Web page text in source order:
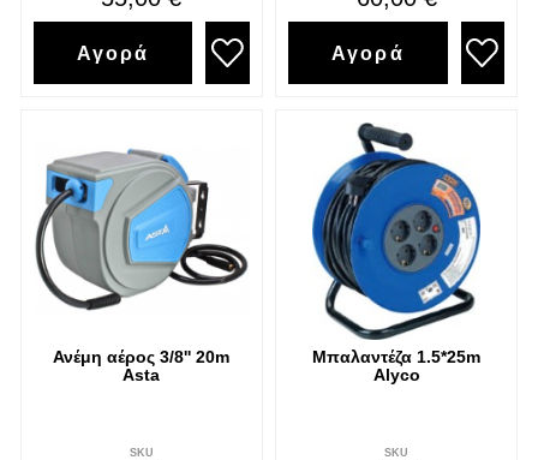
Αγορά Αγορά
Ανέμη αέρος 3/8'' 20m
Asta
SKU
Μπαλαντέζα 1.5*25m
Alyco
SKU